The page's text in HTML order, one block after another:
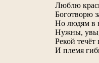
Люблю
Боготворю
Но людям в
Нужны, увы,
Рекой
И племя